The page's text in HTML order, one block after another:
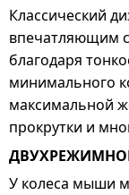
Классический
впечатляющим
благодаря
минимального
максимальной
прокрутки и
У колеса мыши